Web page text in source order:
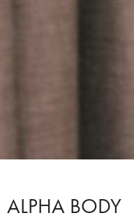
ALPHA BODY